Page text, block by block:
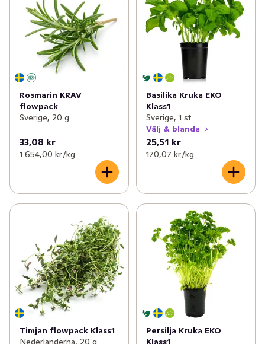
Rosmarin KRAV
flowpack
Sverige, 20 g
33,08 kr
1 654,00 kr /kg
Basilika Kruka EKO
Klass1
Sverige, 1 st
Välj & blanda
25,51 kr
170,07 kr /kg
Timjan flowpack Klass1
Nederländerna, 20 g
Persilja Kruka EKO
Klass1